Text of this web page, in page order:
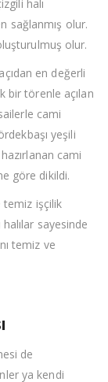
halı
sağlanmış olur.
olur.
en değerli
bir törenle açılan
cami
yeşili
cami
göre dikildi.
temiz işçilik
sayesinde
temiz ve
de
ya kendi